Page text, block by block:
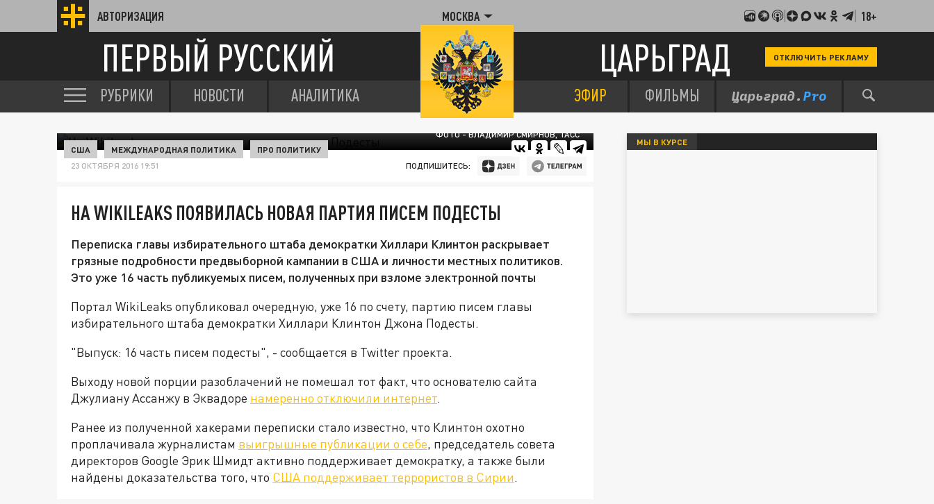
АВТОРИЗАЦИЯ МОСКВА 18+
ПЕРВЫЙ РУССКИЙ ЦАРЬГРАД ОТКЛЮЧИТЬ РЕКЛАМУ
РУБРИКИ НОВОСТИ АНАЛИТИКА ЭФИР ФИЛЬМЫ
ФОТО - ВЛАДИМИР СМИРНОВ, ТАСС
США МЕЖДУНАРОДНАЯ ПОЛИТИКА ПРО ПОЛИТИКУ
23 ОКТЯБРЯ 2016 19:51 ПОДПИШИТЕСЬ:
НА WIKILEAKS ПОЯВИЛАСЬ НОВАЯ ПАРТИЯ ПИСЕМ ПОДЕСТЫ
Переписка главы избирательного штаба демократки Хиллари Клинтон раскрывает
грязные подробности предвыборной кампании в США и личности местных политиков.
Это уже 16 часть публикуемых писем, полученных при взломе электронной почты
Портал WikiLeaks опубликовал очередную, уже 16 по счету, партию писем главы
избирательного штаба демократки Хиллари Клинтон Джона Подесты.
"Выпуск: 16 часть писем подесты", - сообщается в Twitter проекта.
Выходу новой порции разоблачений не помешал тот факт, что основателю сайта
Джулиану Ассанжу в Эквадоре намеренно отключили интернет.
Ранее из полученной хакерами переписки стало известно, что Клинтон охотно
проплачивала журналистам выигрышные публикации о себе, председатель совета
директоров Google Эрик Шмидт активно поддерживает демократку, а также были
найдены доказательства того, что США поддерживает террористов в Сирии.
МЫ В КУРСЕ